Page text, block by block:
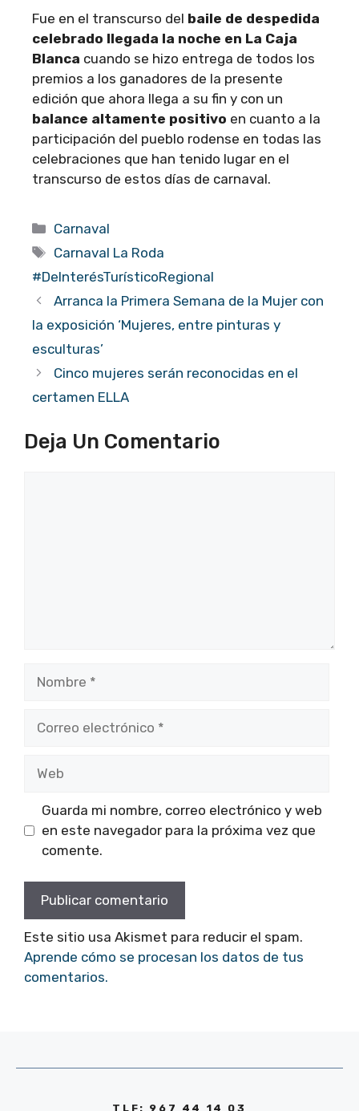
Fue en el transcurso del baile de despedida
celebrado llegada la noche en La Caja
Blanca cuando se hizo entrega de todos los
premios a los ganadores de la presente
edición que ahora llega a su fin y con un
balance altamente positivo en cuanto a la
participación del pueblo rodense en todas las
celebraciones que han tenido lugar en el
transcurso de estos días de carnaval.
Categorías
Carnaval
Etiquetas
Carnaval La Roda
#DeInterésTurísticoRegional
Arranca la Primera Semana de la Mujer con
la exposición ‘Mujeres, entre pinturas y
esculturas’
Cinco mujeres serán reconocidas en el
certamen ELLA
Deja Un Comentario
Guarda mi nombre, correo electrónico y web
en este navegador para la próxima vez que
comente.
Este sitio usa Akismet para reducir el spam.
Aprende cómo se procesan los datos de tus
comentarios.
TLF: 967 44 14 03